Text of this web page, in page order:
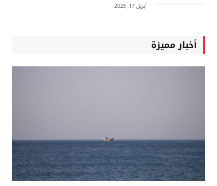
أبريل 17, 2025
أخبار مميزة